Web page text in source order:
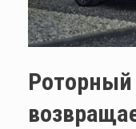
Роторный